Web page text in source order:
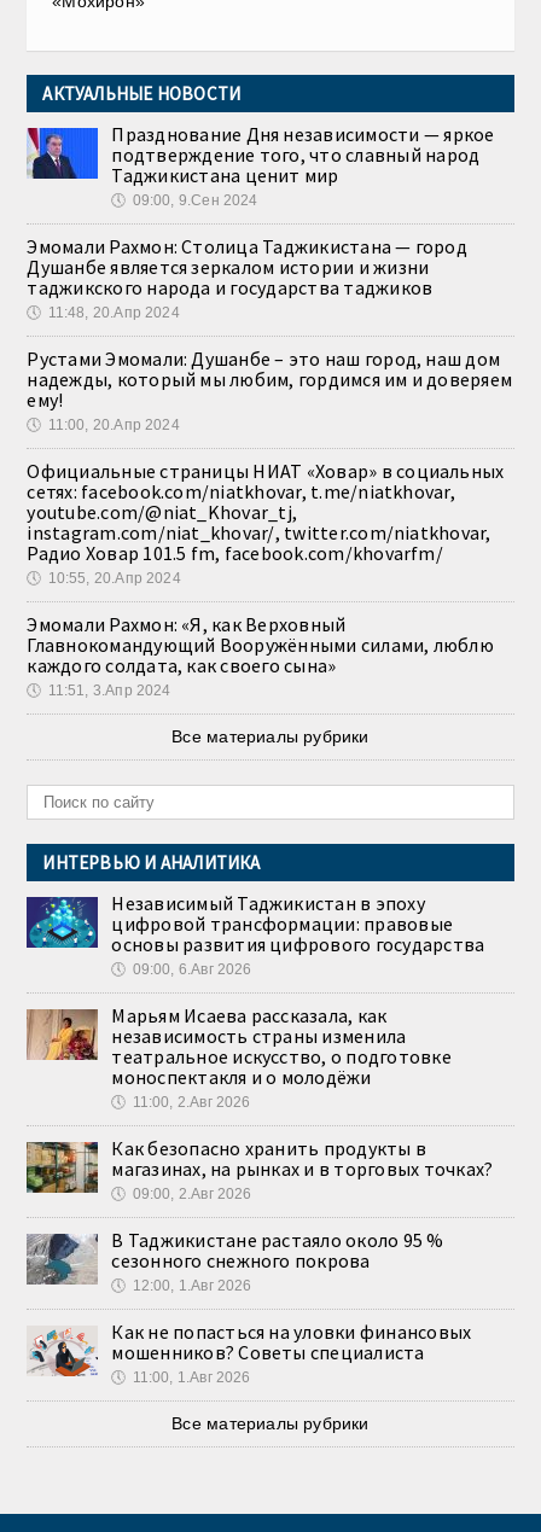
АКТУАЛЬНЫЕ НОВОСТИ
Празднование Дня независимости — яркое
подтверждение того, что славный народ
Таджикистана ценит мир
🕔 09:00, 9.Сен 2024
Эмомали Рахмон: Столица Таджикистана — город
Душанбе является зеркалом истории и жизни
таджикского народа и государства таджиков
🕔 11:48, 20.Апр 2024
Рустами Эмомали: Душанбе – это наш город, наш дом
надежды, который мы любим, гордимся им и доверяем
ему!
🕔 11:00, 20.Апр 2024
Официальные страницы НИАТ «Ховар» в социальных
сетях: facebook.com/niatkhovar, t.me/niatkhovar,
youtube.com/@niat_Khovar_tj,
instagram.com/niat_khovar/, twitter.com/niatkhovar,
Радио Ховар 101.5 fm, facebook.com/khovarfm/
🕔 10:55, 20.Апр 2024
Эмомали Рахмон: «Я, как Верховный
Главнокомандующий Вооружёнными силами, люблю
каждого солдата, как своего сына»
🕔 11:51, 3.Апр 2024
Все материалы рубрики
ИНТЕРВЬЮ И АНАЛИТИКА
Независимый Таджикистан в эпоху
цифровой трансформации: правовые
основы развития цифрового государства
🕔 09:00, 6.Авг 2026
Марьям Исаева рассказала, как
независимость страны изменила
театральное искусство, о подготовке
моноспектакля и о молодёжи
🕔 11:00, 2.Авг 2026
Как безопасно хранить продукты в
магазинах, на рынках и в торговых точках?
🕔 09:00, 2.Авг 2026
В Таджикистане растаяло около 95 %
сезонного снежного покрова
🕔 12:00, 1.Авг 2026
Как не попасться на уловки финансовых
мошенников? Советы специалиста
🕔 11:00, 1.Авг 2026
Все материалы рубрики